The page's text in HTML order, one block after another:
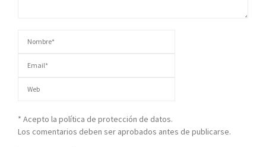
* Acepto la política de protección de datos.
Los comentarios deben ser aprobados antes de publicarse.